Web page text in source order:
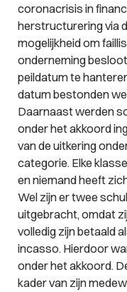
coronacrisis in
herstructurering via
mogelijkheid om
onderneming
peildatum te
datum bestonden
Daarnaast werden
onder het akkoord
van de uitkering
categorie. Elke
en niemand heeft
Wel zijn er twee
uitgebracht, omdat
volledig zijn betaald
incasso. Hierdoor
onder het akkoord.
kader van zijn